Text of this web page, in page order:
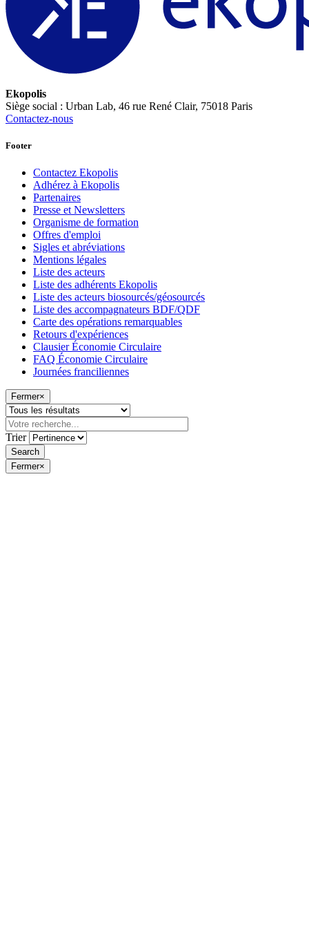
Ekopolis
Siège social : Urban Lab, 46 rue René Clair, 75018 Paris
Contactez-nous
Footer
Contactez Ekopolis
Adhérez à Ekopolis
Partenaires
Presse et Newsletters
Organisme de formation
Offres d'emploi
Sigles et abréviations
Mentions légales
Liste des acteurs
Liste des adhérents Ekopolis
Liste des acteurs biosourcés/géosourcés
Liste des accompagnateurs BDF/QDF
Carte des opérations remarquables
Retours d'expériences
Clausier Économie Circulaire
FAQ Économie Circulaire
Journées franciliennes
Fermer×
Trier
Fermer×